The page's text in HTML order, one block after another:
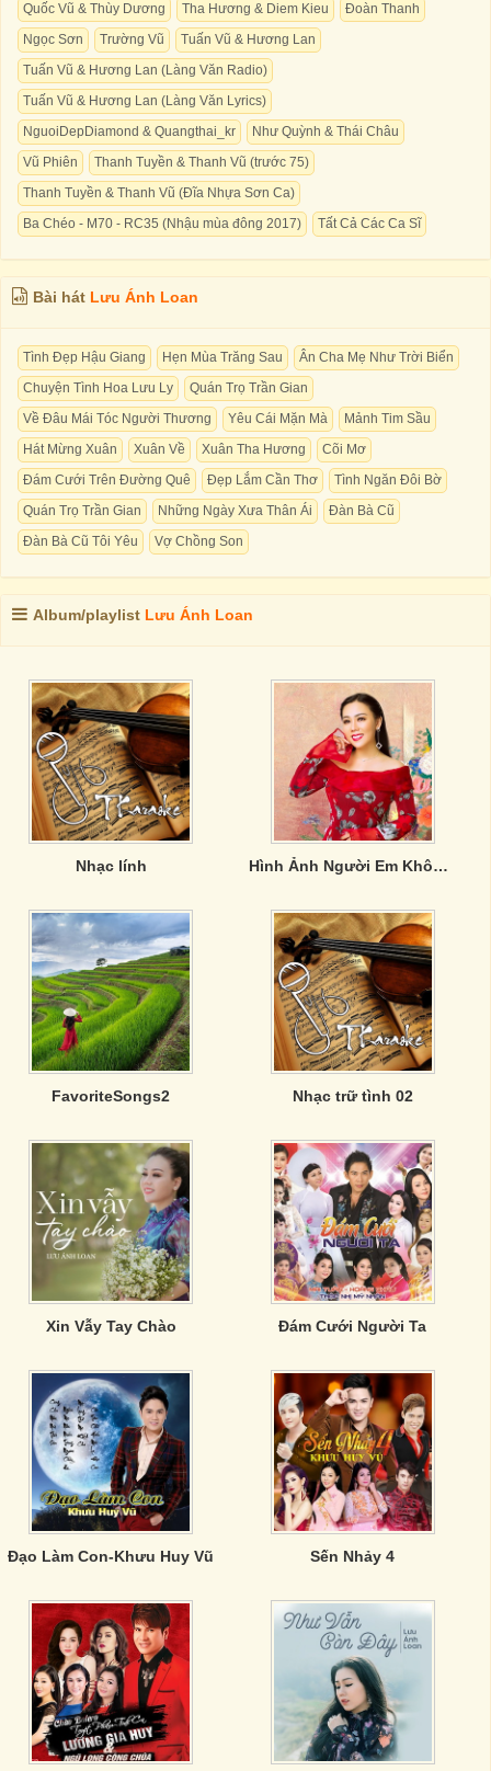
Quốc Vũ & Thùy Dương Tha Hương & Diem Kieu
Đoàn Thanh
Ngọc Sơn
Trường Vũ
Tuấn Vũ & Hương Lan
Tuấn Vũ & Hương Lan (Làng Văn Radio)
Tuấn Vũ & Hương Lan (Làng Văn Lyrics)
NguoiDepDiamond & Quangthai_kr
Như Quỳnh & Thái Châu
Vũ Phiên
Thanh Tuyền & Thanh Vũ (trước 75)
Thanh Tuyền & Thanh Vũ (Đĩa Nhựa Sơn Ca)
Ba Chéo - M70 - RC35 (Nhậu mùa đông 2017)
Tất Cả Các Ca Sĩ
Bài hát Lưu Ánh Loan
Tình Đẹp Hậu Giang Hẹn Mùa Trăng Sau
Ân Cha Mẹ Như Trời Biển
Chuyện Tình Hoa Lưu Ly
Quán Trọ Trần Gian
Về Đâu Mái Tóc Người Thương
Yêu Cái Mặn Mà
Mảnh Tim Sầu
Hát Mừng Xuân
Xuân Về Xuân Tha Hương
Cõi Mơ
Đám Cưới Trên Đường Quê
Đẹp Lắm Cần Thơ
Tình Ngăn Đôi Bờ
Quán Trọ Trần Gian
Những Ngày Xưa Thân Ái
Đàn Bà Cũ
Đàn Bà Cũ Tôi Yêu
Vợ Chồng Son
Album/playlist Lưu Ánh Loan
Nhạc lính Hình Ảnh Người Em Không Đợi - Lưu Ánh Loan
FavoriteSongs2 Nhạc trữ tình 02
Xin Vẫy Tay Chào Đám Cưới Người Ta
Đạo Làm Con-Khưu Huy Vũ Sến Nhảy 4